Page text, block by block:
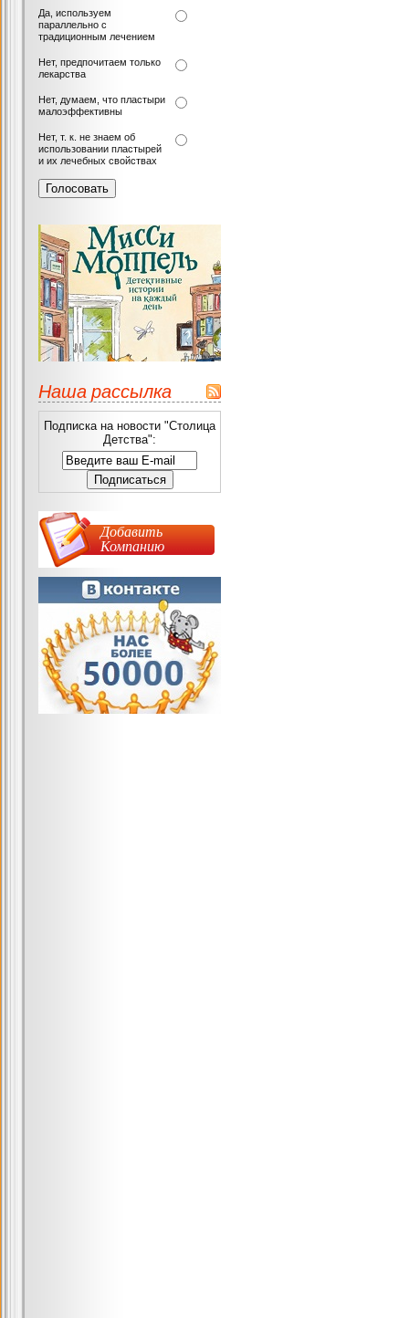
Да, используем
параллельно с
традиционным лечением
Нет, предпочитаем только
лекарства
Нет, думаем, что пластыри
малоэффективны
Нет, т. к. не знаем об
использовании пластырей
и их лечебных свойствах
Наша рассылка
Подписка на новости "Столица
Детства":
Добавить
Компанию